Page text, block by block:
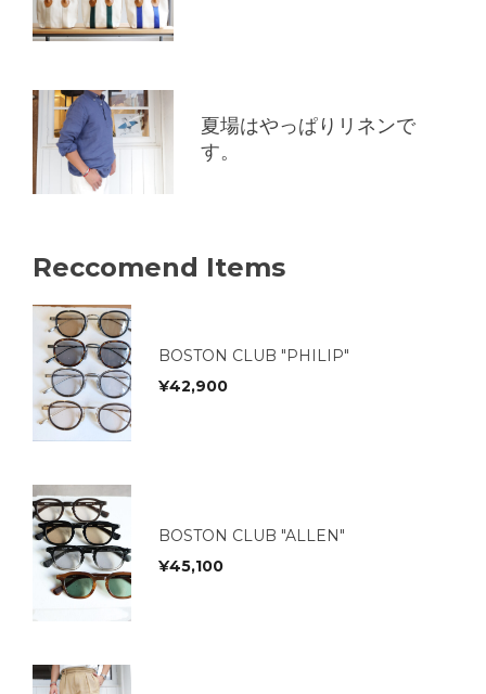
夏場はやっぱりリネンで
す。
Reccomend Items
BOSTON CLUB "PHILIP"
¥42,900
BOSTON CLUB "ALLEN"
¥45,100